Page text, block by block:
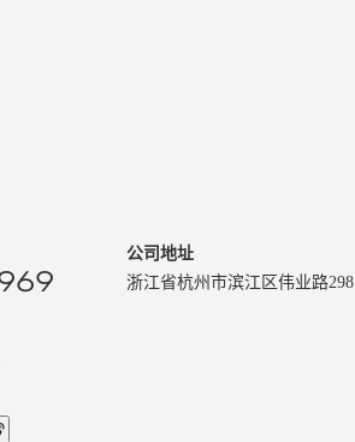
公司地址
浙江省杭州市滨江区伟业路